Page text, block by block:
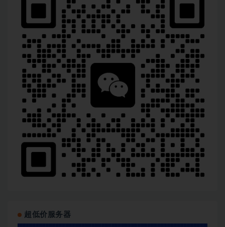
超低价服务器